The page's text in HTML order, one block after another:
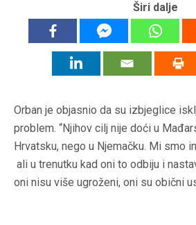
Širi dalje
Orban je objasnio da su izbjeglice
problem. “Njihov cilj nije doći u
Hrvatsku, nego u Njemačku. Mi smo
ali u trenutku kad oni to odbiju i
oni nisu više ugroženi, oni su obični